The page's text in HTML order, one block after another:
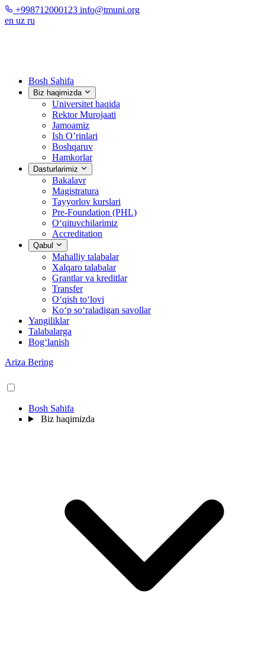
+998712000123 info@tmuni.org
en uz ru
Bosh Sahifa
Biz haqimizda
Universitet haqida
Rektor Murojaati
Jamoamiz
Ish O’rinlari
Boshqaruv
Hamkorlar
Dasturlarimiz
Bakalavr
Magistratura
Tayyorlov kurslari
Pre-Foundation (PHL)
O‘qituvchilarimiz
Accreditation
Qabul
Mahalliy talabalar
Xalqaro talabalar
Grantlar va kreditlar
Transfer
O‘qish to‘lovi
Ko‘p so‘raladigan savollar
Yangiliklar
Talabalarga
Bog‘lanish
Ariza Bering
Bosh Sahifa
Biz haqimizda